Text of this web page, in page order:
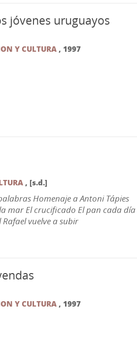
jóvenes uruguayos
Y CULTURA , 1997
, [s.d.]
Homenaje a Antoni Tápies
mar El crucificado El pan cada día
vuelve a subir
Y CULTURA , 1997